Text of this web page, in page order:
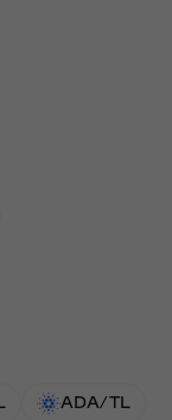
ADA/TL